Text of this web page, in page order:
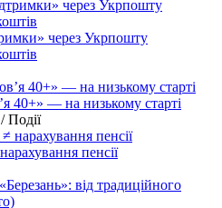
через Укрпошту
40+» — на низькому старті
Події
пенсії